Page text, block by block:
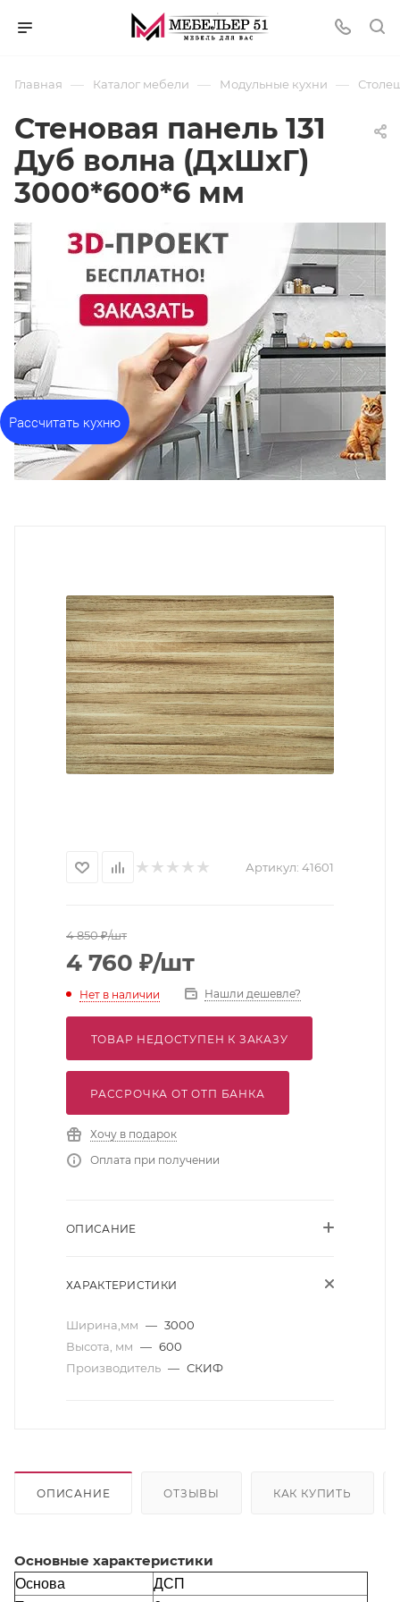
Главная — Каталог мебели — Модульные кухни —
Стеновая панель 131
Дуб волна (ДхШхГ)
3000*600*6 мм
Артикул: 41601
4 850₽/шт
4 760 ₽/шт
Нет в наличии Нашли дешевле?
ТОВАР НЕДОСТУПЕН К ЗАКАЗУ
РАССРОЧКА ОТ ОТП БАНКА
Хочу в подарок
Оплата при получении
ОПИСАНИЕ
ХАРАКТЕРИСТИКИ
Ширина,мм — 3000
Высота, мм — 600
Производитель — СКИФ
ОПИСАНИЕ ОТЗЫВЫ КАК КУПИТЬ
Основные характеристики
Основа
ДСП
Рассчитать кухню